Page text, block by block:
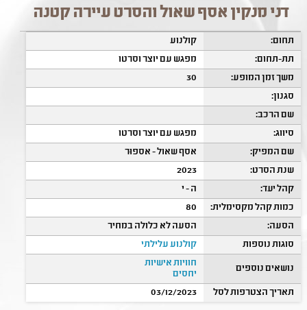
דני מנקין אסף שאול והסרט עיירה קטנה
תחום:
קולנוע
תת-תחום:
מפגש עם יוצר וסרטו
משך זמן המופע:
30
סגנון:
שם הרכב:
סיווג:
מפגש עם יוצר וסרטו
שם המפיק:
אסף שאול - אספוּר
שנת הסרט:
2023
קהל יעד:
ה - י
כמות קהל מקסימלית:
80
הסעה:
הסעה לא כלולה במחיר
סוגות נוספות
קולנוע עלילתי
נושאים נוספים
חוויות אישיות
יחסים
תאריך הצטרפות לסל
03/12/2023